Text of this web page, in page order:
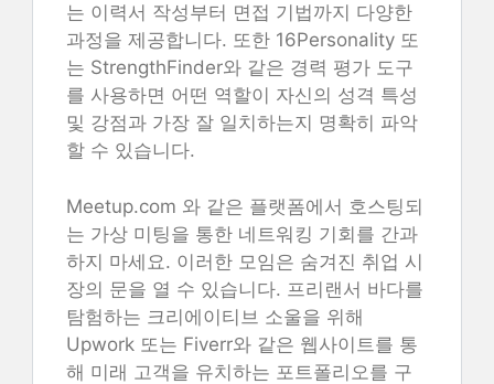
는 이력서 작성부터 면접 기법까지 다양한
과정을 제공합니다. 또한 16Personality 또
는 StrengthFinder와 같은 경력 평가 도구
를 사용하면 어떤 역할이 자신의 성격 특성
및 강점과 가장 잘 일치하는지 명확히 파악
할 수 있습니다.
Meetup.com 와 같은 플랫폼에서 호스팅되
는 가상 미팅을 통한 네트워킹 기회를 간과
하지 마세요. 이러한 모임은 숨겨진 취업 시
장의 문을 열 수 있습니다. 프리랜서 바다를
탐험하는 크리에이티브 소울을 위해
Upwork 또는 Fiverr와 같은 웹사이트를 통
해 미래 고객을 유치하는 포트폴리오를 구